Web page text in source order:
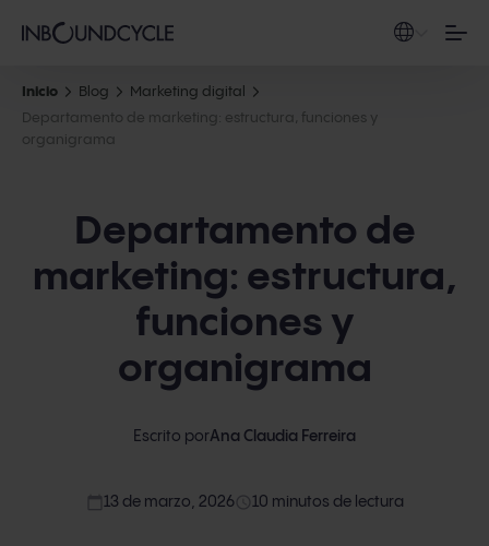
Inicio Blog
Marketing digital
Departamento de marketing: estructura, funciones y
organigrama
Departamento de
marketing: estructura,
funciones y
organigrama
Escrito porAna Claudia Ferreira
access_time 10 minutos de lectura
13 de marzo, 2026